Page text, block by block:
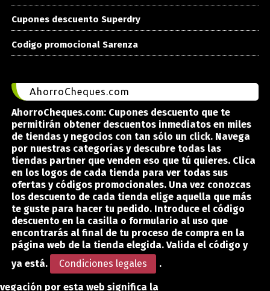
Cupones descuento Superdry
Codigo promocional Sarenza
AhorroCheques.com
AhorroCheques.com: Cupones descuento que te
permitirán obtener descuentos inmediatos en miles
de tiendas y negocios con tan sólo un click. Navega
por nuestras categorías y descubre todas las
tiendas partner que venden eso que tú quieres. Clica
en los logos de cada tienda para ver todas sus
ofertas y códigos promocionales. Una vez conozcas
los descuento de cada tienda elige aquella que más
te guste para hacer tu pedido. Introduce el código
descuento en la casilla o formulario al uso que
encontrarás al final de tu proceso de compra en la
página web de la tienda elegida. Valida el código y
ya está.
Condiciones legales .
por esta web significa la